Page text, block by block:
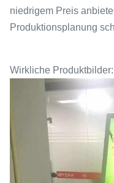
niedrigem Preis
Produktionsplanung
Wirkliche Produktbilder: